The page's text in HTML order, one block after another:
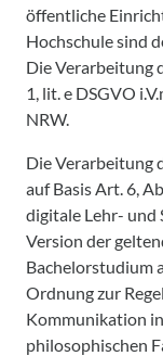
öffentliche
Hochschule sind
Die Verarbeitung
1, lit. e DSGVO
NRW.
Die Verarbeitung
auf Basis Art. 6,
digitale Lehr- und
Version der
Bachelorstudium
Ordnung zur
Kommunikation
philosophischen